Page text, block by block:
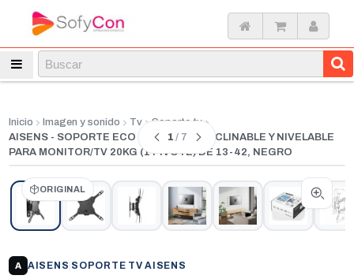
Inicio Imagen y sonido Tv
Soporte tv
AISENS - SOPORTE ECO GIRATORIO, INCLINABLE Y NIVELABLE
PARA MONITOR/TV 20KG (1 PIVOTE) DE 13-42, NEGRO
ORIGINAL
1 / 7
A AISENS SOPORTE TV AISENS